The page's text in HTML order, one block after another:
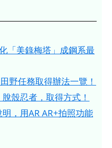
「美錄梅塔」成鋼系最
野任務取得辦法一覽！
殼忍者，取得方式！
，用AR AR+拍照功能